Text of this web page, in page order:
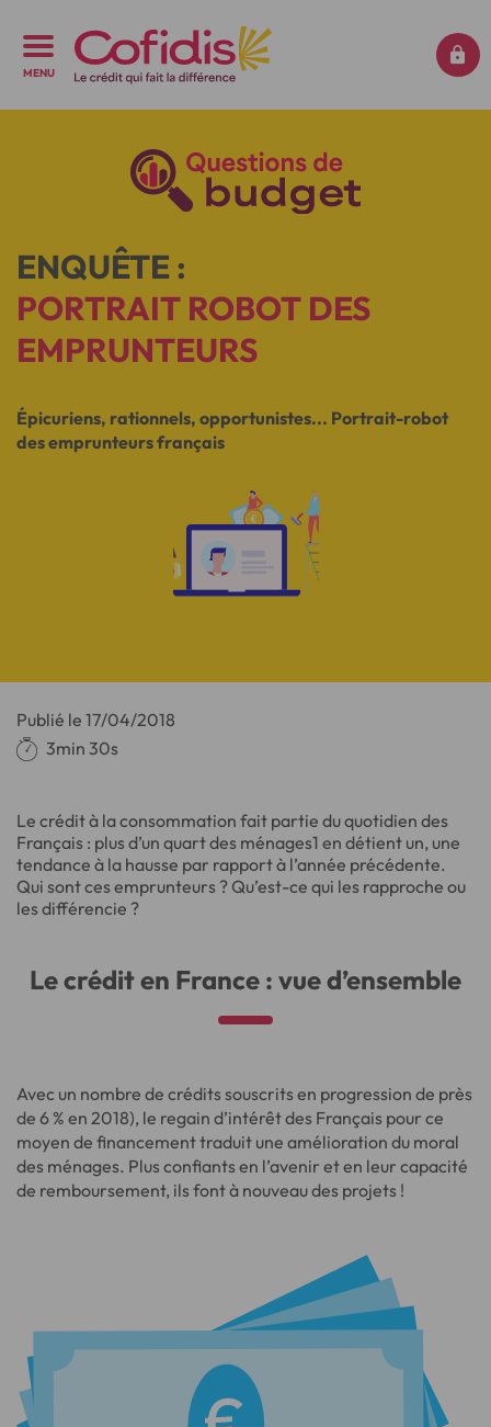
MENU
ENQUÊTE :
PORTRAIT ROBOT DES
EMPRUNTEURS
Épicuriens, rationnels, opportunistes... Portrait-robot
des emprunteurs français
Publié le 17/04/2018
3min 30s
Le crédit à la consommation fait partie du quotidien des
Français : plus d’un quart des ménages1 en détient un, une
tendance à la hausse par rapport à l’année précédente.
Qui sont ces emprunteurs ? Qu’est-ce qui les rapproche ou
les différencie ?
Le crédit en France : vue d’ensemble
Avec un nombre de crédits souscrits en progression de près
de 6 % en 2018), le regain d’intérêt des Français pour ce
moyen de financement traduit une amélioration du moral
des ménages. Plus confiants en l’avenir et en leur capacité
de remboursement, ils font à nouveau des projets !